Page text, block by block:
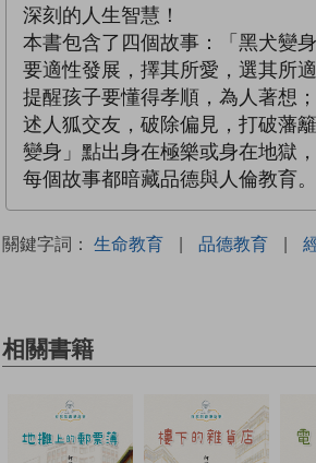
深刻的人生智慧！
本書包含了四個故事：「黑犬變
要適性發展，擇其所愛，選其所
提醒孩子要懂得孝順，為人著想
述人狐交友，破除偏見，打破藩
變身」點出身在極樂或身在地獄
每個故事都暗藏品德與人倫教育。
關鍵字詞： 生命教育 | 品德教育 |
相關書籍